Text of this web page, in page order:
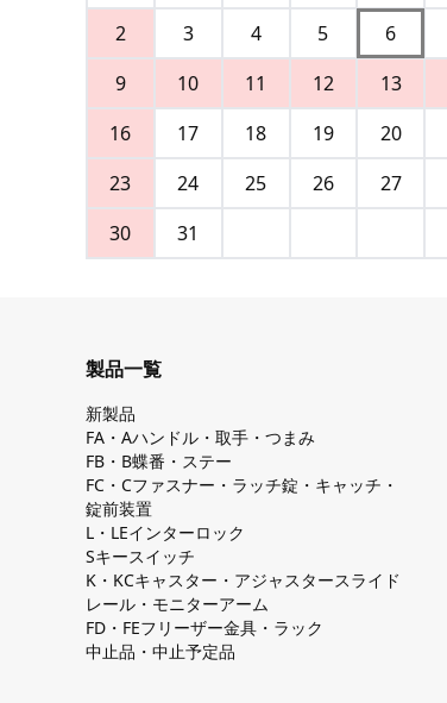
2
3 4 5 6
9
10 11 12 13
16
17 18 19 20
23
24 25 26 27
30
31
製品一覧
新製品
FA・Aハンドル・取手・つまみ
FB・B蝶番・ステー
FC・Cファスナー・ラッチ錠・キャッチ・
錠前装置
L・LEインターロック
Sキースイッチ
K・KCキャスター・アジャスタースライド
レール・モニターアーム
FD・FEフリーザー金具・ラック
中止品・中止予定品